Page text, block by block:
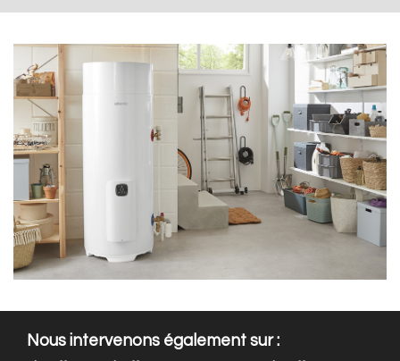
Nous intervenons également sur :